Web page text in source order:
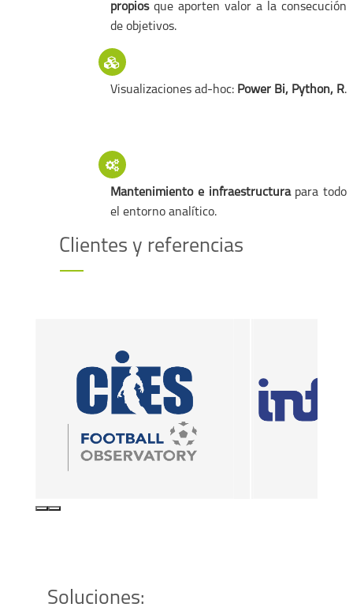
propiosque aporten valor a la consecución
de objetivos.
Visualizaciones ad-hoc: Power Bi, Python, R.
Mantenimiento e infraestructurapara todo
el entorno analítico.
Clientes y referencias
Soluciones: